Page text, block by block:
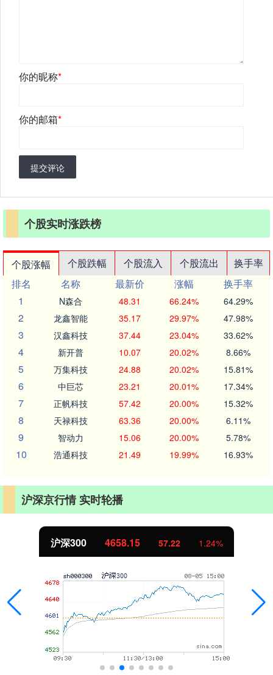
你的昵称*
你的邮箱*
提交评论
个股实时涨跌榜
个股涨幅 个股跌幅 个股流入 个股流出
换手率
排名
名称 最新价 涨幅
换手率
1
N森合 48.31 66.24% 64.29%
2 龙鑫智能 35.17 29.97% 47.98%
3 汉鑫科技 37.44 23.04% 33.62%
4 新开普 10.07 20.02% 8.66%
5 万集科技 24.88 20.02% 15.81%
6 中巨芯 23.21 20.01% 17.34%
7 正帆科技 57.42 20.00% 15.32%
8 天禄科技 63.36 20.00% 6.11%
9 智动力 15.06 20.00% 5.78%
10 浩通科技 21.49 19.99% 16.93%
沪深京行情 实时轮播
北证50 1119.46 25.97 2.38%